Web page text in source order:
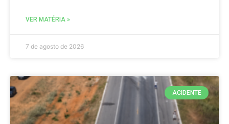
VER MATÉRIA »
7 de agosto de 2026
ACIDENTE